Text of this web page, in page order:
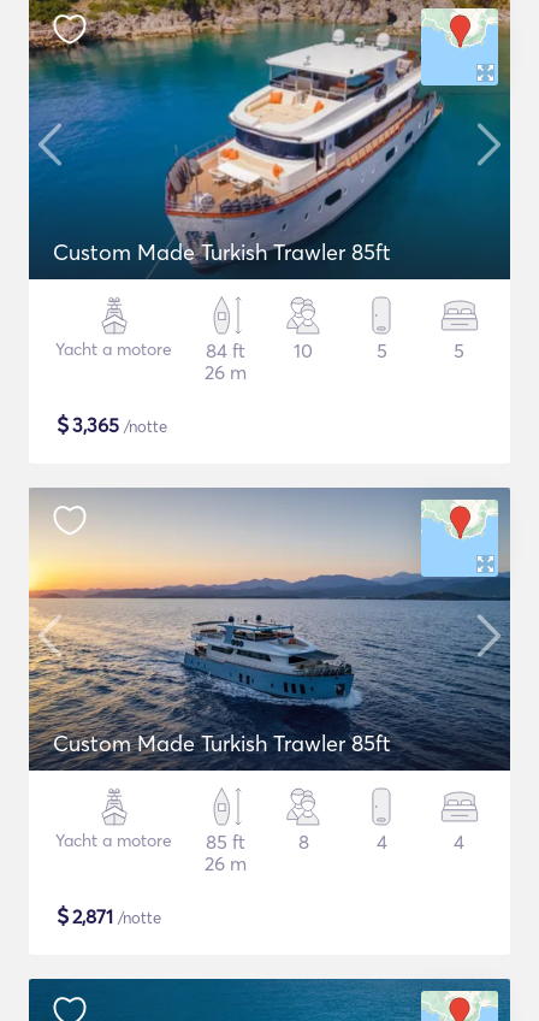
Custom Made Turkish Trawler 85ft
Yacht a motore
84 ft
26 m
10 5 5
$3,365 /notte
Custom Made Turkish Trawler 85ft
Yacht a motore
85 ft
26 m
8 4 4
$2,871 /notte